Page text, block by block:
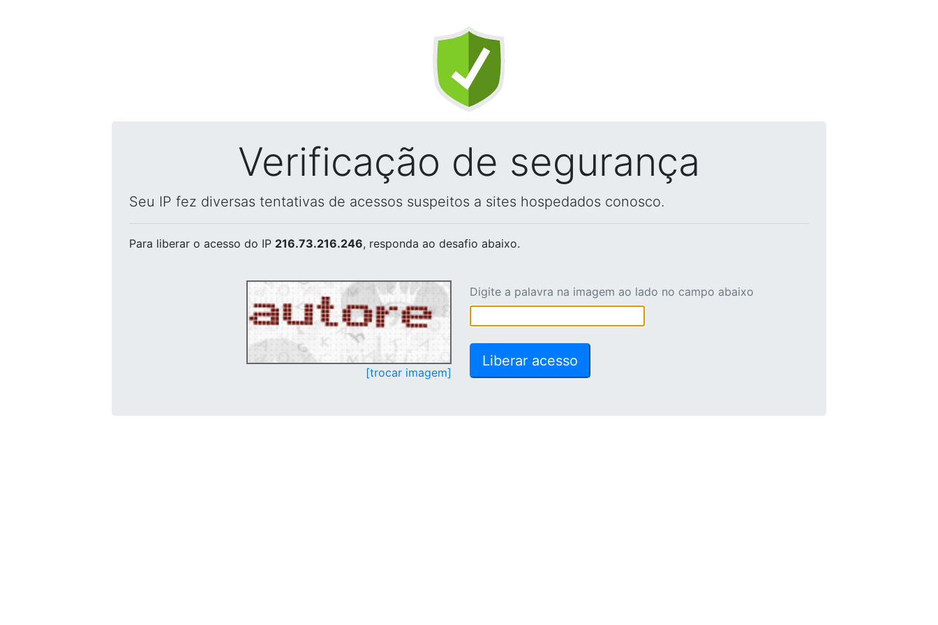
Verificação de segurança
Seu IP fez diversas tentativas de acessos suspeitos a sites hospedados conosco.
Para liberar o acesso do IP 216.73.216.246, responda ao desafio abaixo.
[trocar imagem]
Digite a palavra na imagem ao lado no campo abaixo